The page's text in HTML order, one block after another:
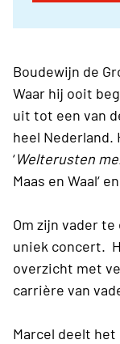
Boudewijn de
Waar hij ooit
uit tot een van
heel
‘Welterusten
Maas en Waal‘ en
Om zijn vader
uniek concert.
overzicht met
carrière van
Marcel deelt het